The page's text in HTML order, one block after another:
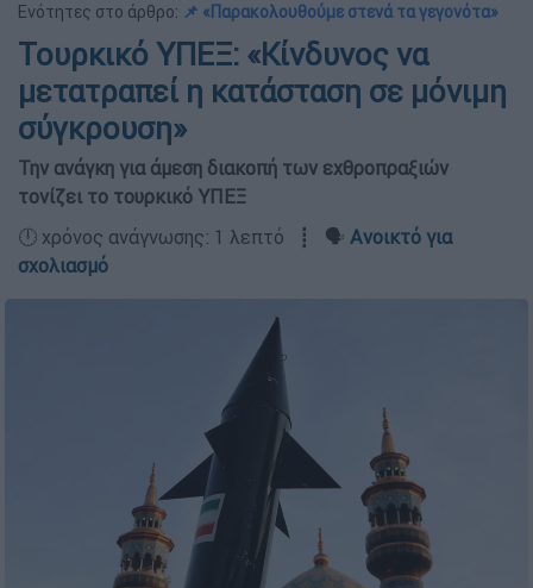
Ενότητες στο άρθρο: 📌 «Παρακολουθούμε στενά τα γεγονότα»
Τουρκικό ΥΠΕΞ: «Κίνδυνος να
μετατραπεί η κατάσταση σε μόνιμη
σύγκρουση»
Την ανάγκη για άμεση διακοπή των εχθροπραξιών
τονίζει το τουρκικό ΥΠΕΞ
🕛 χρόνος ανάγνωσης: 1 λεπτό ┋ 🗣️ Ανοικτό για
σχολιασμό